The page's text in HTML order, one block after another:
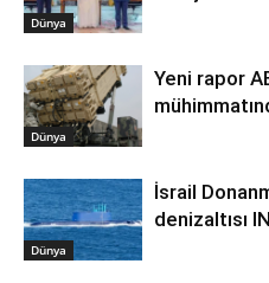
Dünya
Dünya
Yeni rapor
Dünya
İsrail
denizaltısı